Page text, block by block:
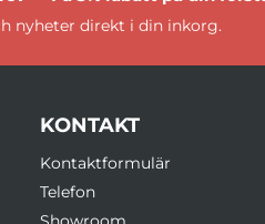
nyheter direkt i din inkorg.
KONTAKT
Kontaktformulär
Telefon